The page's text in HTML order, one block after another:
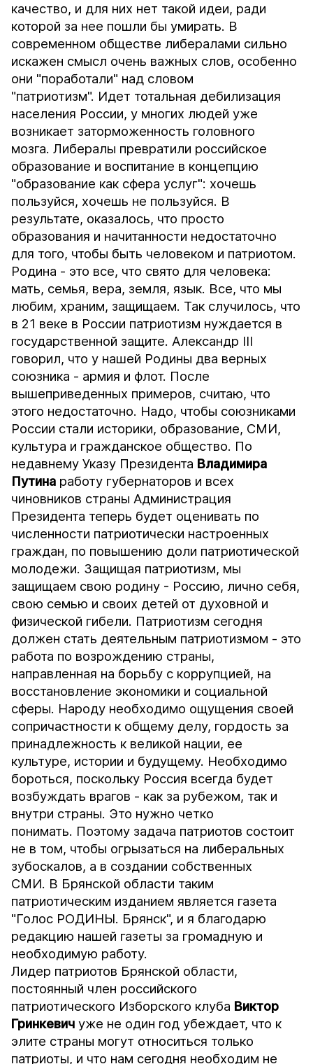
качество, и для них нет такой идеи, ради
которой за нее пошли бы умирать. В
современном обществе либералами сильно
искажен смысл очень важных слов, особенно
они "поработали" над словом
"патриотизм". Идет тотальная дебилизация
населения России, у многих людей уже
возникает заторможенность головного
мозга. Либералы превратили российское
образование и воспитание в концепцию
"образование как сфера услуг": хочешь
пользуйся, хочешь не пользуйся. В
результате, оказалось, что просто
образования и начитанности недостаточно
для того, чтобы быть человеком и патриотом.
Родина - это все, что свято для человека:
мать, семья, вера, земля, язык. Все, что мы
любим, храним, защищаем. Так случилось, что
в 21 веке в России патриотизм нуждается в
государственной защите. Александр III
говорил, что у нашей Родины два верных
союзника - армия и флот. После
вышеприведенных примеров, считаю, что
этого недостаточно. Надо, чтобы союзниками
России стали историки, образование, СМИ,
культура и гражданское общество. По
недавнему Указу Президента Владимира
Путина работу губернаторов и всех
чиновников страны Администрация
Президента теперь будет оценивать по
численности патриотически настроенных
граждан, по повышению доли патриотической
молодежи. Защищая патриотизм, мы
защищаем свою родину - Россию, лично себя,
свою семью и своих детей от духовной и
физической гибели. Патриотизм сегодня
должен стать деятельным патриотизмом - это
работа по возрождению страны,
направленная на борьбу с коррупцией, на
восстановление экономики и социальной
сферы. Народу необходимо ощущения своей
сопричастности к общему делу, гордость за
принадлежность к великой нации, ее
культуре, истории и будущему. Необходимо
бороться, поскольку Россия всегда будет
возбуждать врагов - как за рубежом, так и
внутри страны. Это нужно четко
понимать. Поэтому задача патриотов состоит
не в том, чтобы огрызаться на либеральных
зубоскалов, а в создании собственных
СМИ. В Брянской области таким
патриотическим изданием является газета
"Голос РОДИНЫ. Брянск", и я благодарю
редакцию нашей газеты за громадную и
необходимую работу.
Лидер патриотов Брянской области,
постоянный член российского
патриотического Изборского клуба Виктор
Гринкевич уже не один год убеждает, что к
элите страны могут относиться только
патриоты, и что нам сегодня необходим не